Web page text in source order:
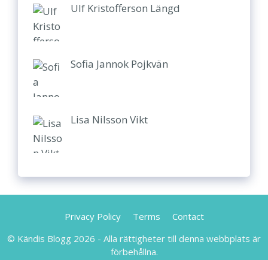
Ulf Kristofferson Längd
Sofia Jannok Pojkvän
Lisa Nilsson Vikt
Privacy Policy Terms
Contact
© Kändis Blogg 2026 - Alla rättigheter till denna webbplats är
förbehållna.